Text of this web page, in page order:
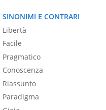
SINONIMI E CONTRARI
Libertà
Facile
Pragmatico
Conoscenza
Riassunto
Paradigma